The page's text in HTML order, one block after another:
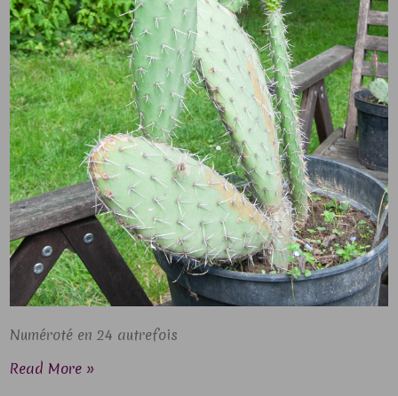
Numéroté en 24 autrefois
Read More »